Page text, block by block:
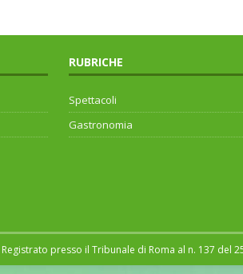
RUBRICHE
Spettacoli
Gastronomia
presso il Tribunale di Roma al n. 137 del